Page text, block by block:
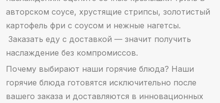
авторском соусе, хрустящие стрипсы, золотистый
картофель фри с соусом и нежные нагетсы.
Заказать еду с доставкой — значит получить
наслаждение без компромиссов.
Почему выбирают наши горячие блюда? Наши
горячие блюда готовятся исключительно после
вашего заказа и доставляются в инновационных